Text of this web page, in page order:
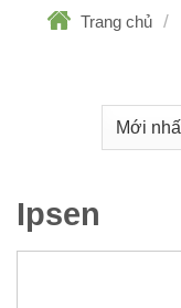
Trang chủ /
Ipsen